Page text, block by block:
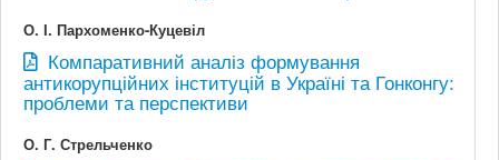
О. І. Пархоменко-Куцевіл
Компаративний аналіз формування
антикорупційних інституцій в Україні та Гонконгу:
проблеми та перспективи
О. Г. Стрельченко